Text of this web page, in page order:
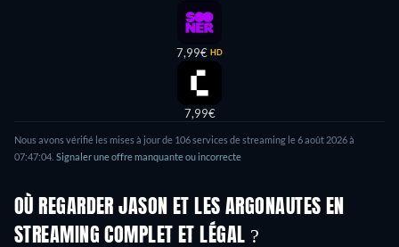
7,99€ HD
7,99€
Nous avons vérifié les mises à jour de 106 services de streaming le 6 août 2026 à
07:47:04. Signaler une offre manquante ou incorrecte
OÙ REGARDER JASON ET LES ARGONAUTES EN
STREAMING COMPLET ET LÉGAL ?